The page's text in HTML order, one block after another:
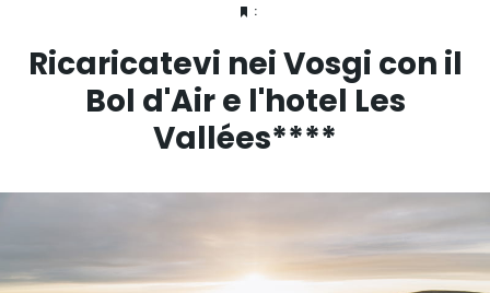
:
Ricaricatevi nei Vosgi con il
Bol d'Air e l'hotel Les
Vallées****